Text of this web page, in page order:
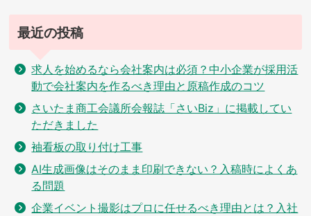
最近の投稿
求人を始めるなら会社案内は必須？中小企業が採用活
動で会社案内を作るべき理由と原稿作成のコツ
さいたま商工会議所会報誌「さいBiz」に掲載してい
ただきました
袖看板の取り付け工事
AI生成画像はそのまま印刷できない？入稿時によくあ
る問題
企業イベント撮影はプロに任せるべき理由とは？入社